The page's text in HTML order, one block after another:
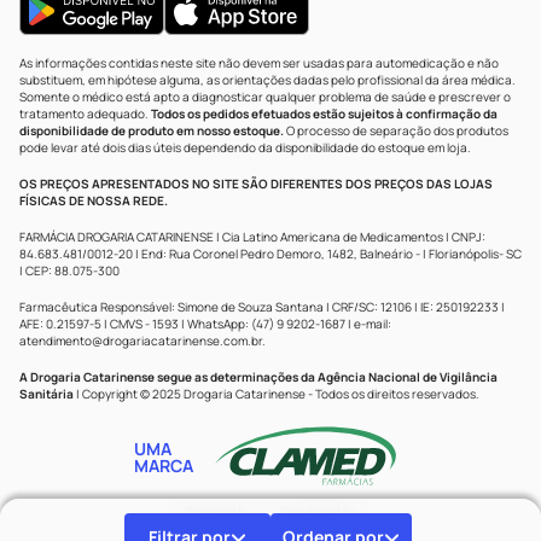
As informações contidas neste site não devem ser usadas para automedicação e não
substituem, em hipótese alguma, as orientações dadas pelo profissional da área médica.
Somente o médico está apto a diagnosticar qualquer problema de saúde e prescrever o
tratamento adequado. Todos os pedidos efetuados estão sujeitos à confirmação da
disponibilidade de produto em nosso estoque.O processo de separação dos produtos
pode levar até dois dias úteis dependendo da disponibilidade do estoque em loja.
OS PREÇOS APRESENTADOS NO SITE SÃO DIFERENTES DOS PREÇOS DAS LOJAS
FÍSICAS DE NOSSA REDE.
FARMÁCIA DROGARIA CATARINENSE | Cia Latino Americana de Medicamentos | CNPJ:
84.683.481/0012-20 | End: Rua Coronel Pedro Demoro, 1482, Balneário - | Florianópolis- SC
| CEP: 88.075-300
Farmacêutica Responsável: Simone de Souza Santana | CRF/SC: 12106 | IE: 250192233 |
AFE: 0.21597-5 | CMVS - 1593 | WhatsApp: (47) 9 9202-1687 | e-mail:
atendimento@drogariacatarinense.com.br.
A Drogaria Catarinense segue as determinações da Agência Nacional de Vigilância
Sanitária | Copyright © 2025 Drogaria Catarinense - Todos os direitos reservados.
UMA
MARCA
Powered by Developed by